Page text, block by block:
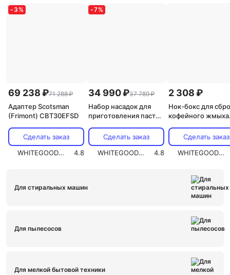
- 3 %
69 238 ₽71 288 ₽
Адаптер Scotsman
(Frimont) CBT30EFSD
Сделать заказ
WHITEGOODS.RU
4.8
-7%
34 990 ₽37 789 ₽
Набор насадок для
приготовления пасты
Сделать заказ
WHITEGOODS.RU
4.8
2 308 ₽
Нок-бокс для
кофейного жмыха
Сделать заказ
WHITEGOODS.RU
Для стиральных машин
Для пылесосов
Для мелкой бытовой техники